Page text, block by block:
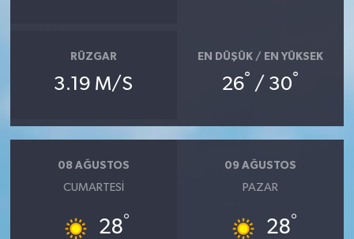
RÜZGAR
3.19 M/S
EN DÜŞÜK / EN YÜKSEK
26° / 30°
08 AĞUSTOS
CUMARTESI
28°
09 AĞUSTOS
PAZAR
28°